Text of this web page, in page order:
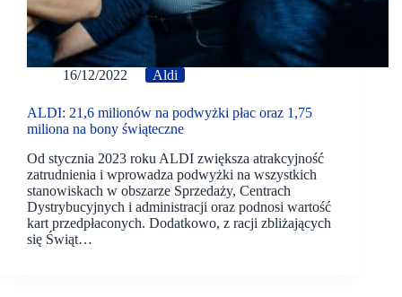
16/12/2022 Aldi
ALDI: 21,6 milionów na podwyżki płac oraz 1,75
miliona na bony świąteczne
Od stycznia 2023 roku ALDI zwiększa atrakcyjność
zatrudnienia i wprowadza podwyżki na wszystkich
stanowiskach w obszarze Sprzedaży, Centrach
Dystrybucyjnych i administracji oraz podnosi wartość
kart przedpłaconych. Dodatkowo, z racji zbliżających
się Świąt…